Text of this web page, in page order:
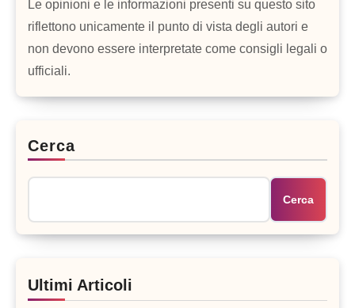
Le opinioni e le informazioni presenti su questo sito
riflettono unicamente il punto di vista degli autori e
non devono essere interpretate come consigli legali o
ufficiali.
Cerca
Cerca
Ultimi Articoli